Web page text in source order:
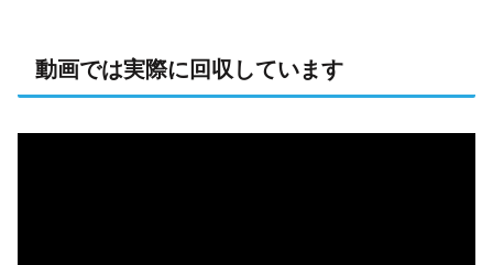
動画では実際に回収しています